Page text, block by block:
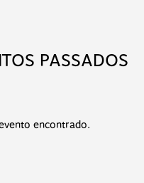
PASSADOS
encontrado.